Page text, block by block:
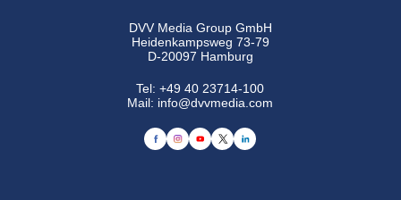
DVV Media Group GmbH
Heidenkampsweg 73-79
D-20097 Hamburg
Tel:+49 40 23714-100
Mail: info@dvvmedia.com